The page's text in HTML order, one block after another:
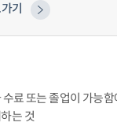
기
료 또는 졸업이 가능
는 것